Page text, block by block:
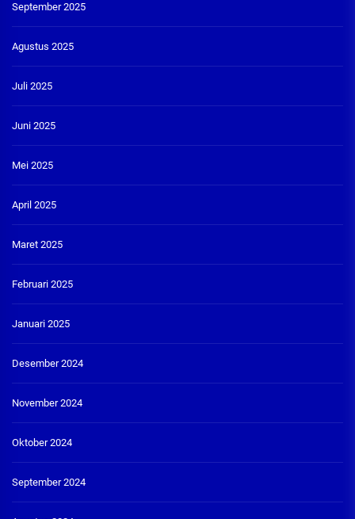
September 2025
Agustus 2025
Juli 2025
Juni 2025
Mei 2025
April 2025
Maret 2025
Februari 2025
Januari 2025
Desember 2024
November 2024
Oktober 2024
September 2024